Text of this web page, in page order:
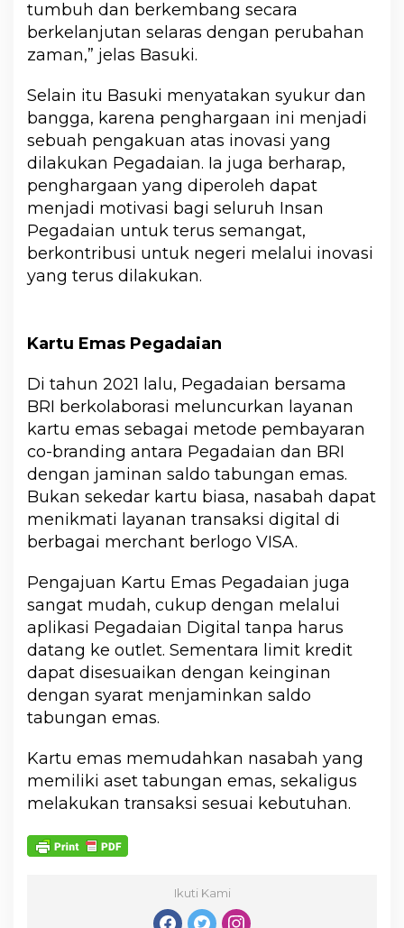
tumbuh dan berkembang secara
berkelanjutan selaras dengan perubahan
zaman,” jelas Basuki.
Selain itu Basuki menyatakan syukur dan
bangga, karena penghargaan ini menjadi
sebuah pengakuan atas inovasi yang
dilakukan Pegadaian. Ia juga berharap,
penghargaan yang diperoleh dapat
menjadi motivasi bagi seluruh Insan
Pegadaian untuk terus semangat,
berkontribusi untuk negeri melalui inovasi
yang terus dilakukan.
Kartu Emas Pegadaian
Di tahun 2021 lalu, Pegadaian bersama
BRI berkolaborasi meluncurkan layanan
kartu emas sebagai metode pembayaran
co-branding antara Pegadaian dan BRI
dengan jaminan saldo tabungan emas.
Bukan sekedar kartu biasa, nasabah dapat
menikmati layanan transaksi digital di
berbagai merchant berlogo VISA.
Pengajuan Kartu Emas Pegadaian juga
sangat mudah, cukup dengan melalui
aplikasi Pegadaian Digital tanpa harus
datang ke outlet. Sementara limit kredit
dapat disesuaikan dengan keinginan
dengan syarat menjaminkan saldo
tabungan emas.
Kartu emas memudahkan nasabah yang
memiliki aset tabungan emas, sekaligus
melakukan transaksi sesuai kebutuhan.
Ikuti Kami